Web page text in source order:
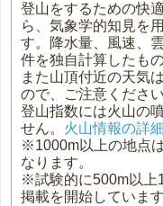
登山をするための快
ら、気象学的知見を
す。降水量、風速、
件を独自計算したもの
また山頂付近の天気
ので、ご注意ください
登山指数には火山の
せん。 火山情報の詳
※1000m以上の地点
なります。
※試験的に500m以上
掲載を開始していま